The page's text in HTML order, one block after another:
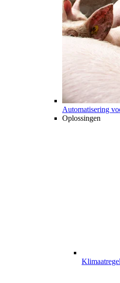
Automatisering
Oplossingen